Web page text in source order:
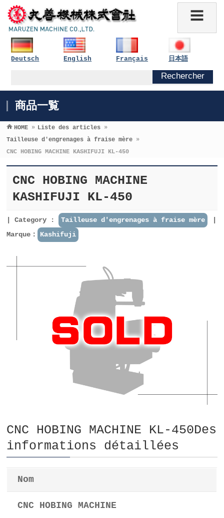
Deutsch English Français 日本語
商品一覧
HOME » Liste des articles »
Tailleuse d′engrenages à fraise mère »
CNC HOBING MACHINE KASHIFUJI KL-450
CNC HOBING MACHINE
KASHIFUJI KL-450
Category :
Tailleuse d′engrenages à fraise mère
Marque：
Kashifuji
CNC HOBING MACHINE KL-450Des
informations détaillées
Nom
CNC HOBING MACHINE